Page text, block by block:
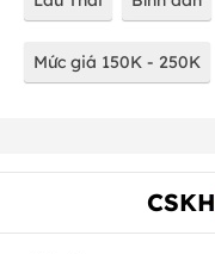
Mức giá 150K - 250K
CSKH